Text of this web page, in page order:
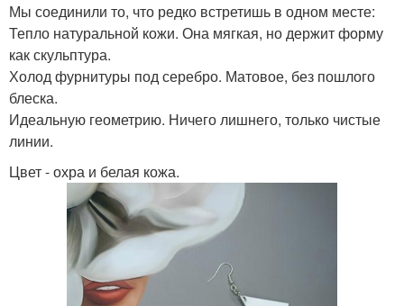
Мы соединили то, что редко встретишь в одном месте:
Тепло натуральной кожи. Она мягкая, но держит форму
как скульптура.
Холод фурнитуры под серебро. Матовое, без пошлого
блеска.
Идеальную геометрию. Ничего лишнего, только чистые
линии.
Цвет - охра и белая кожа.